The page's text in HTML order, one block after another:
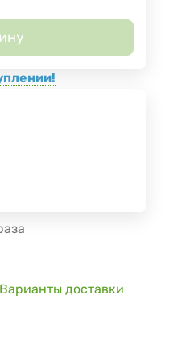
Варианты доставки